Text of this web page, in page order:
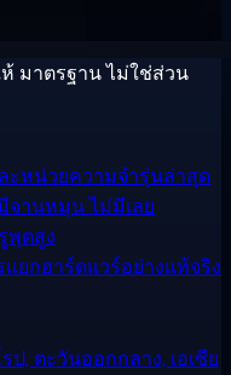
ห้ มาตรฐาน ไม่ใช่ส่วน
ะหน่วยความจำรุ่นล่าสุด
จานหมุน ไม่มีเลย
พุตสูง
แยกฮาร์ดแวร์อย่างแท้จริง
ป, ตะวันออกกลาง, เอเชีย